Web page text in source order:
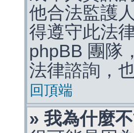
他合法監護
得遵守此法
phpBB 團隊
法律諮詢，
回頂端
» 我為什麼